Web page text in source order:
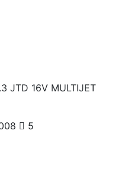
JTD 16V MULTIJET
5